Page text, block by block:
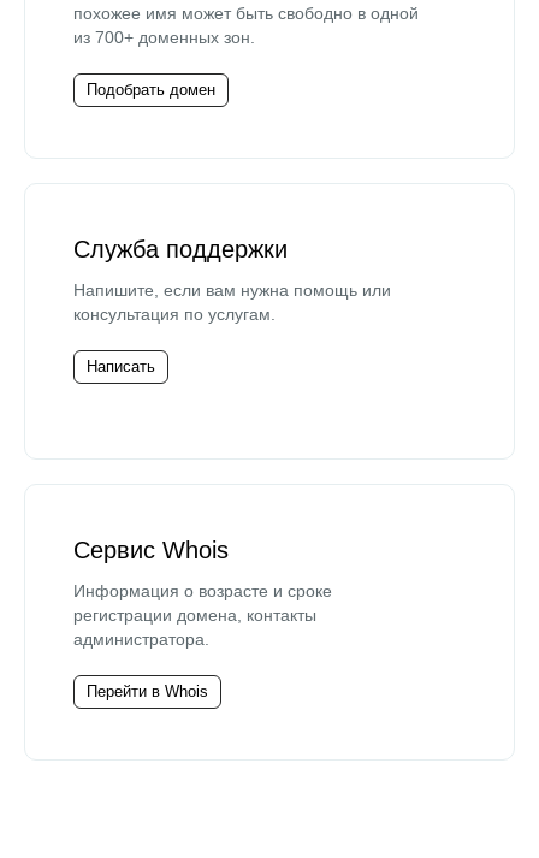
похожее имя может быть свободно в одной
из 700+ доменных зон.
Подобрать домен
Служба поддержки
Напишите, если вам нужна помощь или
консультация по услугам.
Написать
Сервис Whois
Информация о возрасте и сроке
регистрации домена, контакты
администратора.
Перейти в Whois